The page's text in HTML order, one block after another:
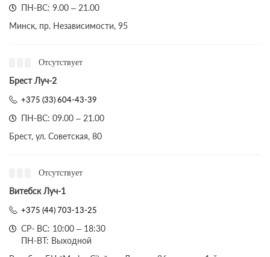
ПН-ВС: 9.00 – 21.00
Минск, пр. Независимости, 95
Отсутствует
Брест Луч-2
+375 (33) 604-43-39
ПН-ВС: 09.00 – 21.00
Брест, ул. Советская, 80
Отсутствует
Витебск Луч-1
+375 (44) 703-13-25
СР- ВС: 10:00 – 18:30
ПН-ВТ: Выходной